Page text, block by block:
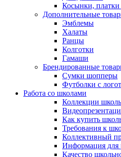
Косынки,
Дополнительные
Эмблемы
Халаты
Ранцы
Колготки
Гамаши
Брендированные
Сумки шопперы
Футболки с
Работа со школами
Коллекции
Как купить
Требования к
Коллективный
Информация для
Качество